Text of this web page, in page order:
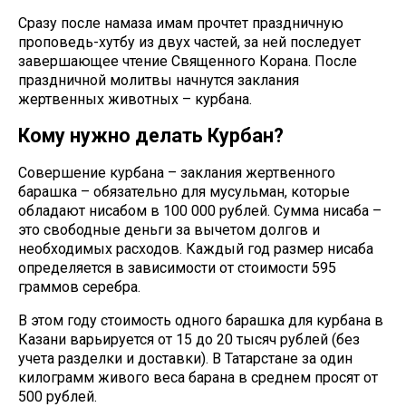
Сразу после намаза имам прочтет праздничную
проповедь-хутбу из двух частей, за ней последует
завершающее чтение Священного Корана. После
праздничной молитвы начнутся заклания
жертвенных животных – курбана.
Кому нужно делать Курбан?
Совершение курбана – заклания жертвенного
барашка – обязательно для мусульман, которые
обладают нисабом в 100 000 рублей. Сумма нисаба –
это свободные деньги за вычетом долгов и
необходимых расходов. Каждый год размер нисаба
определяется в зависимости от стоимости 595
граммов серебра.
В этом году стоимость одного барашка для курбана в
Казани варьируется от 15 до 20 тысяч рублей (без
учета разделки и доставки). В Татарстане за один
килограмм живого веса барана в среднем просят от
500 рублей.